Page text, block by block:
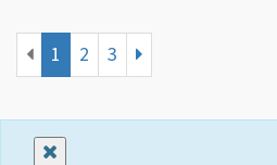
1 2 3